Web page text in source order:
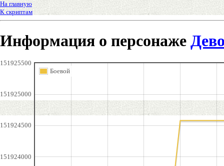
На главную
К скриптам
Информация о персонаже
151924000
151924500
151925000
151925500
Боевой